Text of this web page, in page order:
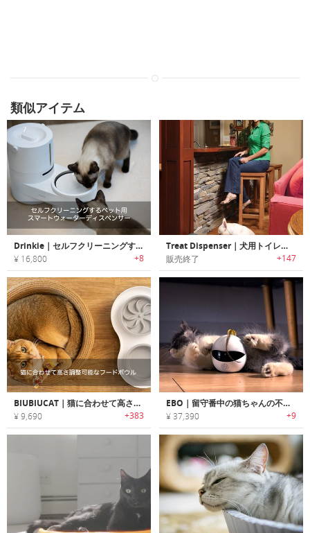
類似アイテム
Drinkie｜セルフクリーニングするペット用スマートウォーターディスペンサー「ドリンキー」
¥ 16,800 +8
Treat Dispenser｜犬用トイレのしつけ用スマートデバイス
販売終了 +147
BIUBIUCAT｜猫に合わせて高さ調整可能なフードボウル「ビュビュキャット」
¥ 9,690 +383
EBO｜留守番中の猫ちゃんの不安・運動不足を解消するスマートキャットコンパニオンロボット「イーボ」
¥ 37,390 +9